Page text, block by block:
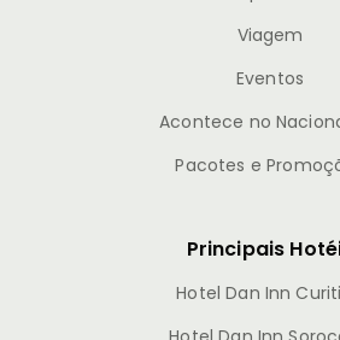
Viagem
Eventos
Acontece no
Pacotes e
Principais
Hotel Dan Inn